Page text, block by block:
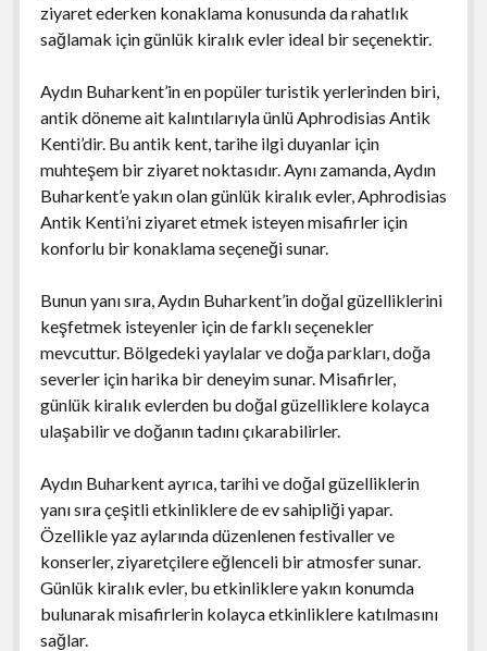
ziyaret ederken konaklama konusunda da rahatlık
sağlamak için günlük kiralık evler ideal bir seçenektir.
Aydın Buharkent’in en popüler turistik yerlerinden biri,
antik döneme ait kalıntılarıyla ünlü Aphrodisias Antik
Kenti’dir. Bu antik kent, tarihe ilgi duyanlar için
muhteşem bir ziyaret noktasıdır. Aynı zamanda, Aydın
Buharkent’e yakın olan günlük kiralık evler, Aphrodisias
Antik Kenti’ni ziyaret etmek isteyen misafirler için
konforlu bir konaklama seçeneği sunar.
Bunun yanı sıra, Aydın Buharkent’in doğal güzelliklerini
keşfetmek isteyenler için de farklı seçenekler
mevcuttur. Bölgedeki yaylalar ve doğa parkları, doğa
severler için harika bir deneyim sunar. Misafirler,
günlük kiralık evlerden bu doğal güzelliklere kolayca
ulaşabilir ve doğanın tadını çıkarabilirler.
Aydın Buharkent ayrıca, tarihi ve doğal güzelliklerin
yanı sıra çeşitli etkinliklere de ev sahipliği yapar.
Özellikle yaz aylarında düzenlenen festivaller ve
konserler, ziyaretçilere eğlenceli bir atmosfer sunar.
Günlük kiralık evler, bu etkinliklere yakın konumda
bulunarak misafirlerin kolayca etkinliklere katılmasını
sağlar.